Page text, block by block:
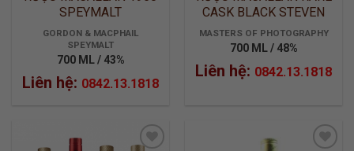
SPEYMALT
GORDON & MACPHAIL
SPEYMALT
700 ML / 43%
Liên hệ: 0842.13.1818
CASK BLACK STEVEN
KLEIN
MASTERS OF PHOTOGRAPHY
700 ML / 48%
Liên hệ: 0842.13.1818